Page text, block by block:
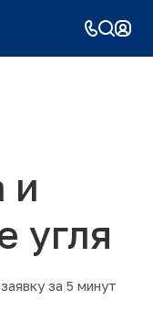
и
угля
за 5 минут